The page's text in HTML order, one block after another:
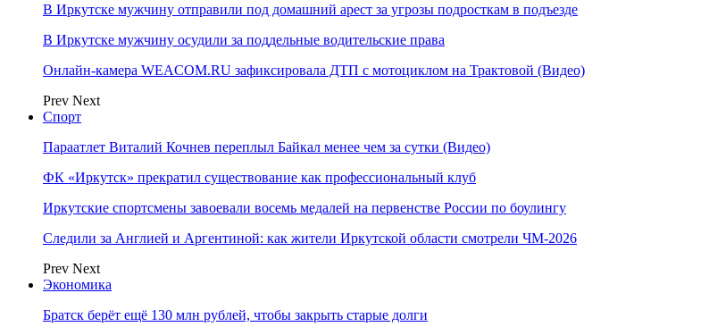
В Иркутске мужчину отправили под домашний арест за угрозы подросткам в подъезде
В Иркутске мужчину осудили за поддельные водительские права
Онлайн-камера WEACOM.RU зафиксировала ДТП с мотоциклом на Трактовой (Видео)
Prev Next
Спорт
Параатлет Виталий Кочнев переплыл Байкал менее чем за сутки (Видео)
ФК «Иркутск» прекратил существование как профессиональный клуб
Иркутские спортсмены завоевали восемь медалей на первенстве России по боулингу
Следили за Англией и Аргентиной: как жители Иркутской области смотрели ЧМ-2026
Prev Next
Экономика
Братск берёт ещё 130 млн рублей, чтобы закрыть старые долги